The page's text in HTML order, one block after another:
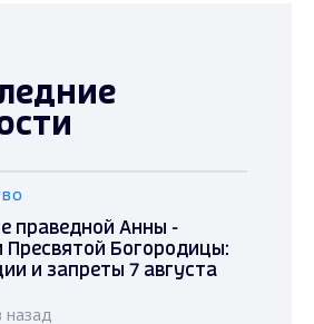
праведной Анны -
Пресвятой Богородицы:
и запреты 7 августа
назад